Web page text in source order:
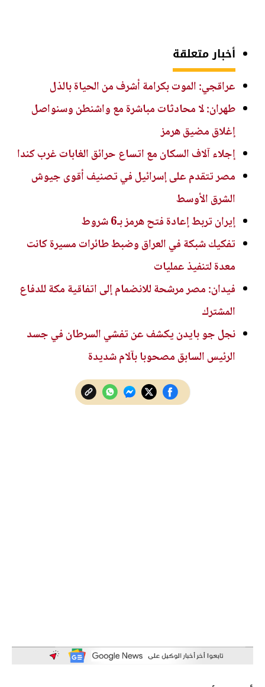
أخبار متعلقة
عراقجي: الموت بكرامة أشرف من الحياة بالذل
طهران: لا محادثات مباشرة مع واشنطن وسنواصل
إغلاق مضيق هرمز
إجلاء آلاف السكان مع اتساع حرائق الغابات غرب كندا
مصر تتقدم على إسرائيل في تصنيف أقوى جيوش
الشرق الأوسط
إيران تربط إعادة فتح هرمز بـ6 شروط
تفكيك شبكة في العراق وضبط طائرات مسيرة كانت
معدة لتنفيذ عمليات
فيدان: مصر مرشحة للانضمام إلى اتفاقية مكة للدفاع
المشترك
نجل جو بايدن يكشف عن تفشي السرطان في جسد
الرئيس السابق مصحوبا بآلام شديدة